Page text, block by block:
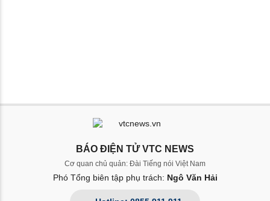
BÁO ĐIỆN TỬ VTC NEWS
Cơ quan chủ quản: Đài Tiếng nói Việt Nam
Phó Tổng biên tập phụ trách: Ngô Văn Hải